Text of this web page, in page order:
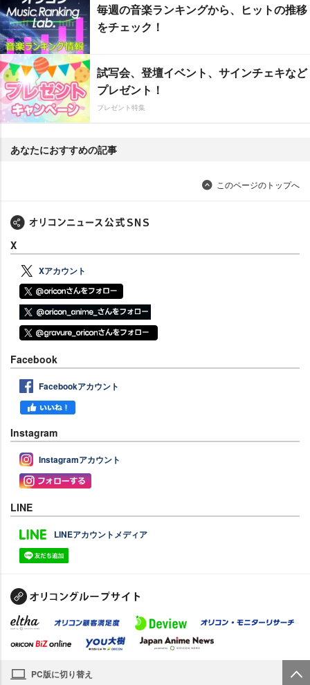
毎週の音楽ランキングから、ヒットの推移
をチェック！
試写会、登壇イベント、サインチェキなど
プレゼント！
プレゼント特集
あなたにおすすめの記事
このページのトップへ
X
Xアカウント
Facebook
Facebookアカウント
Instagram
Instagramアカウント
LINE
LINEアカウントメディア
PC版に切り替え